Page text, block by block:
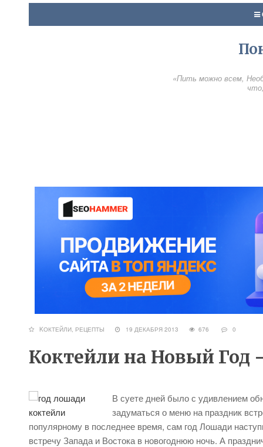
«Пить можно всем,
KОКТЕЙЛИ РЕЦЕПТЫ 19 ДЕКАБРЯ 2013 676 0
Коктейли на Новый Год
В суете дней было с удивлением
задуматься о меню на праздник
популярному в последнее время, сам год Лошади
встречу Запада и Востока в новогоднюю ночь. А